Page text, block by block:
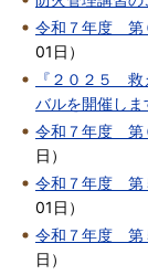
令和７年度 第
01日 ）
『２０２５ 救
バルを開催しま
令和７年度 第
日 ）
令和７年度 第
01日 ）
令和７年度 第
日 ）